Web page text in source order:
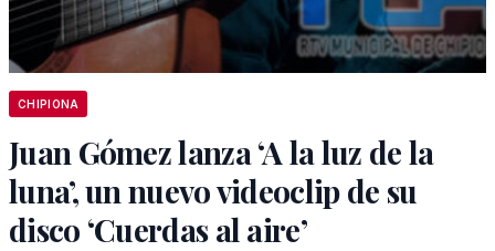
CHIPIONA
Juan Gómez lanza ‘A la luz de la
luna’, un nuevo videoclip de su
disco ‘Cuerdas al aire’